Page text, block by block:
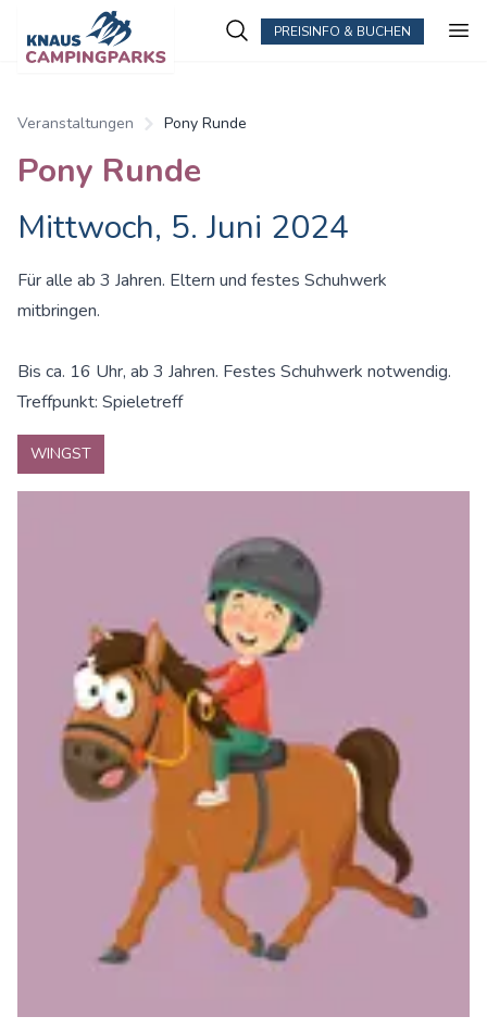
PREISINFO & BUCHEN
Veranstaltungen Pony Runde
Pony Runde
Mittwoch, 5. Juni 2024
Für alle ab 3 Jahren. Eltern und festes Schuhwerk
mitbringen.
Bis ca. 16 Uhr, ab 3 Jahren. Festes Schuhwerk notwendig.
Treffpunkt: Spieletreff
WINGST